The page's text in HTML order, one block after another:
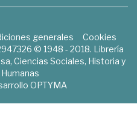
generales
Cookies
© 1948 - 2018. Librería
Ciencias Sociales, Historia y
OPTYMA